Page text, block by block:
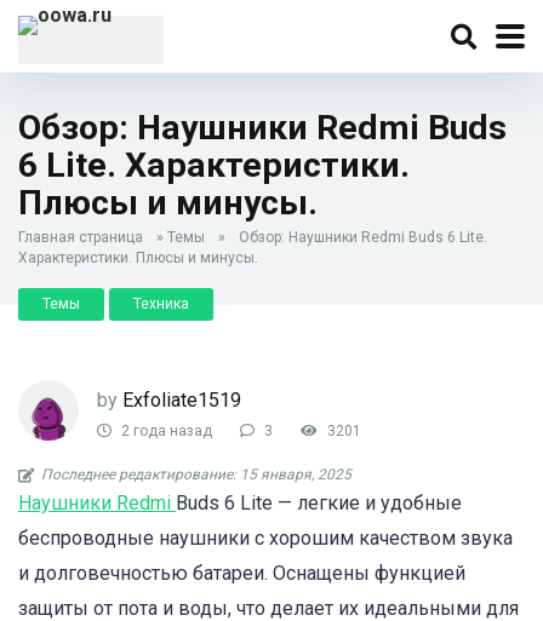
Обзор: Наушники Redmi Buds
6 Lite. Характеристики.
Плюсы и минусы.
Главная страница » Темы »
Обзор: Наушники Redmi Buds 6 Lite.
Характеристики. Плюсы и минусы.
Темы Техника
by Exfoliate1519
2 года назад 3 3201
Последнее редактирование: 15 января, 2025
Наушники Redmi Buds 6 Lite — легкие и удобные
беспроводные наушники с хорошим качеством звука
и долговечностью батареи. Оснащены функцией
защиты от пота и воды, что делает их идеальными для